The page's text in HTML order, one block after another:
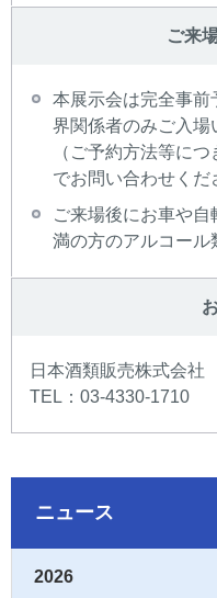
ご来
本展示会は完全事前
界関係者のみご入場
（ご予約方法等に
でお問い合わせくだ
ご来場後にお車や
満の方のアルコール
日本酒類販売株式会
TEL：03-4330-1710
ニュース
2026